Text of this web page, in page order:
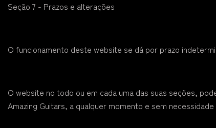
Seção 7 - Prazos e alterações
O funcionamento deste website se dá por prazo
O website no todo ou em cada uma das suas seções,
Amazing Guitars, a qualquer momento e sem